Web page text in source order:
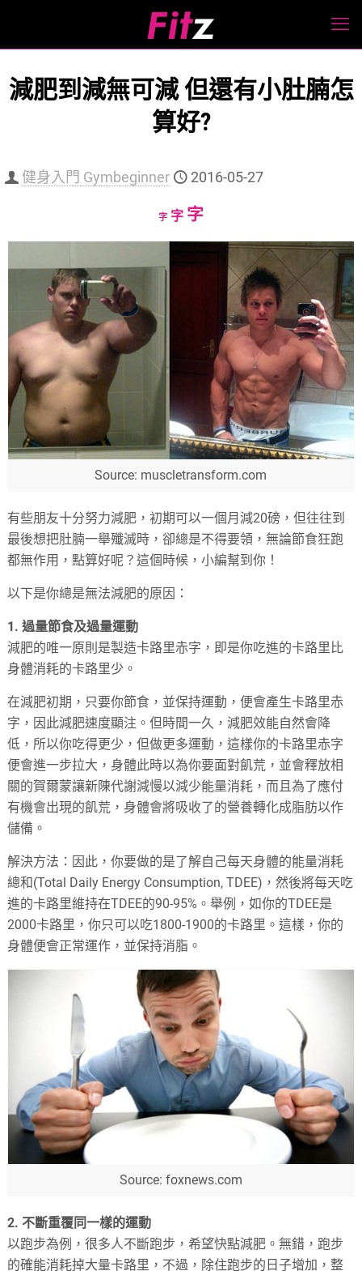
減肥到減無可減 但還有小肚腩怎
算好?
健身入門 Gymbeginner 2016-05-27
字Decrease
字Reset
字Increase
size.
Source: muscletransform.com
有些朋友十分努力減肥，初期可以一個月減20磅，但往往到
最後想把肚腩一舉殲滅時，卻總是不得要領，無論節食狂跑
都無作用，點算好呢？這個時候，小編幫到你！
以下是你總是無法減肥的原因：
1. 過量節食及過量運動
減肥的唯一原則是製造卡路里赤字，即是你吃進的卡路里比
身體消耗的卡路里少。
在減肥初期，只要你節食，並保持運動，便會產生卡路里赤
字，因此減肥速度顯注。但時間一久，減肥效能自然會降
低，所以你吃得更少，但做更多運動，這樣你的卡路里赤字
便會進一步拉大，身體此時以為你要面對飢荒，並會釋放相
關的賀爾蒙讓新陳代謝減慢以減少能量消耗，而且為了應付
有機會出現的飢荒，身體會將吸收了的營養轉化成脂肪以作
儲備。
解決方法：因此，你要做的是了解自己每天身體的能量消耗
總和(Total Daily Energy Consumption, TDEE)，然後將每天吃
進的卡路里維持在TDEE的90-95%。舉例，如你的TDEE是
2000卡路里，你只可以吃1800-1900的卡路里。這樣，你的
身體便會正常運作，並保持消脂。
Source: foxnews.com
2. 不斷重覆同一樣的運動
以跑步為例，很多人不斷跑步，希望快點減肥。無錯，跑步
的確能消耗掉大量卡路里，不過，除住跑步的日子增加，整